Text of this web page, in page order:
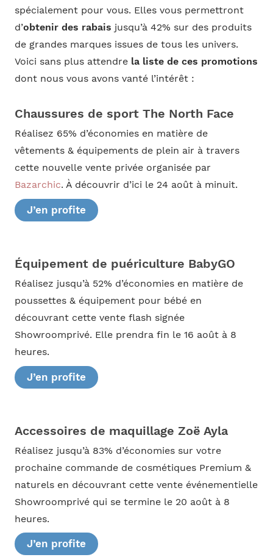
spécialement pour vous. Elles vous permettront
d’obtenir des rabais jusqu’à 42% sur des produits
de grandes marques issues de tous les univers.
Voici sans plus attendre la liste de ces promotions
dont nous vous avons vanté l’intérêt :
Chaussures de sport The North Face
Réalisez 65% d’économies en matière de
vêtements & équipements de plein air à travers
cette nouvelle vente privée organisée par
Bazarchic. À découvrir d’ici le 24 août à minuit.
J’en profite
Équipement de puériculture BabyGO
Réalisez jusqu’à 52% d’économies en matière de
poussettes & équipement pour bébé en
découvrant cette vente flash signée
Showroomprivé. Elle prendra fin le 16 août à 8
heures.
J’en profite
Accessoires de maquillage Zoë Ayla
Réalisez jusqu’à 83% d’économies sur votre
prochaine commande de cosmétiques Premium &
naturels en découvrant cette vente événementielle
Showroomprivé qui se termine le 20 août à 8
heures.
J’en profite